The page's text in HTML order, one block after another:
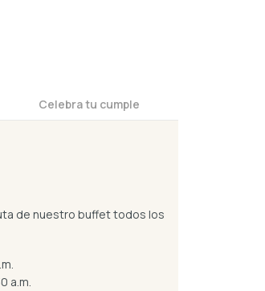
Celebra tu cumple
de nuestro buffet todos los
a.m.